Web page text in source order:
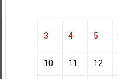
3 4 5
10 11 12